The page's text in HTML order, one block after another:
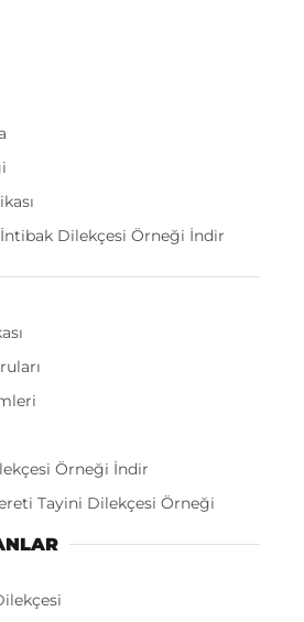
Dilekçesi Örneği İndir
Örneği İndir
Tayini Dilekçesi Örneği